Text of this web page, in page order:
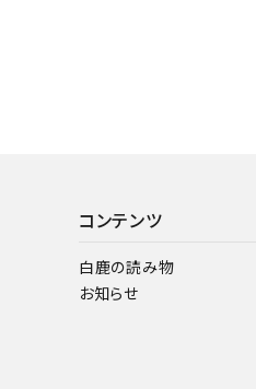
コンテンツ
白鹿の読み物
お知らせ